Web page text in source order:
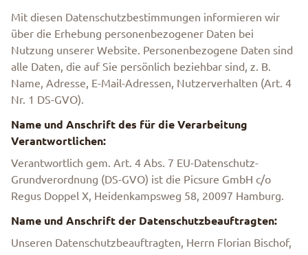
Mit diesen Datenschutzbestimmungen informieren wir
über die Erhebung personenbezogener Daten bei
Nutzung unserer Website. Personenbezogene Daten sind
alle Daten, die auf Sie persönlich beziehbar sind, z. B.
Name, Adresse, E-Mail-Adressen, Nutzerverhalten (Art. 4
Nr. 1 DS-GVO).
Name und Anschrift des für die Verarbeitung
Verantwortlichen:
Verantwortlich gem. Art. 4 Abs. 7 EU-Datenschutz-
Grundverordnung (DS-GVO) ist die Picsure GmbH c/o
Regus Doppel X, Heidenkampsweg 58, 20097 Hamburg.
Name und Anschrift der Datenschutzbeauftragten:
Unseren Datenschutzbeauftragten, Herrn Florian Bischof,